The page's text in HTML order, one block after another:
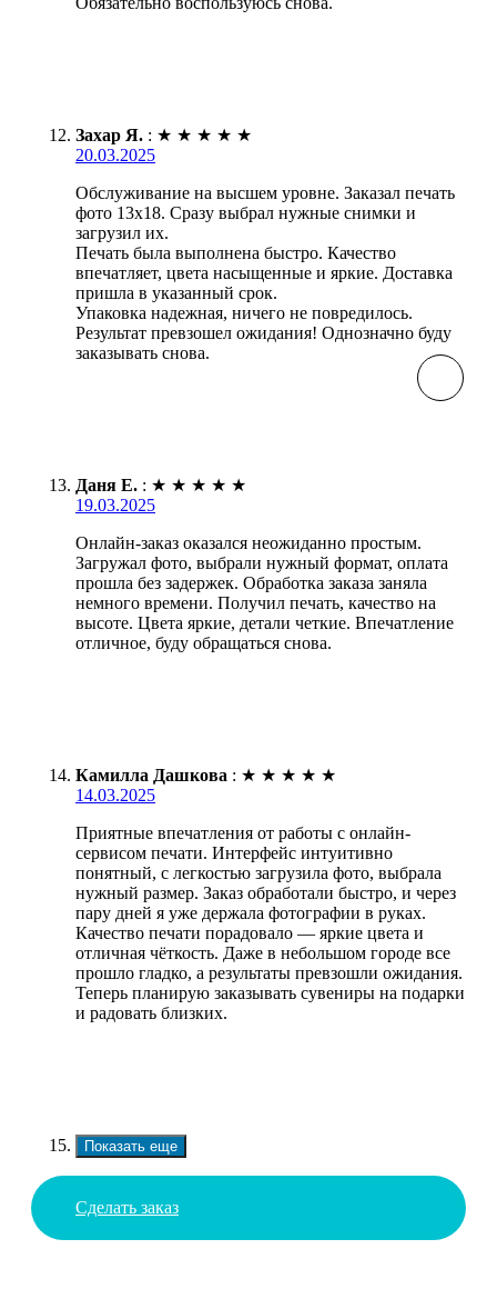
Захар Я. : ★ ★ ★ ★ ★
20.03.2025
Обслуживание на высшем уровне. Заказал печать
фото 13х18. Сразу выбрал нужные снимки и
загрузил их.
Печать была выполнена быстро. Качество
впечатляет, цвета насыщенные и яркие. Доставка
пришла в указанный срок.
Упаковка надежная, ничего не повредилось.
Результат превзошел ожидания! Однозначно буду
заказывать снова.
Даня Е. : ★ ★ ★ ★ ★
19.03.2025
Онлайн-заказ оказался неожиданно простым.
Загружал фото, выбрали нужный формат, оплата
прошла без задержек. Обработка заказа заняла
немного времени. Получил печать, качество на
высоте. Цвета яркие, детали четкие. Впечатление
отличное, буду обращаться снова.
Камилла Дашкова : ★ ★ ★ ★ ★
14.03.2025
Приятные впечатления от работы с онлайн-
сервисом печати. Интерфейс интуитивно
понятный, с легкостью загрузила фото, выбрала
нужный размер. Заказ обработали быстро, и через
пару дней я уже держала фотографии в руках.
Качество печати порадовало — яркие цвета и
отличная чёткость. Даже в небольшом городе все
прошло гладко, а результаты превзошли ожидания.
Теперь планирую заказывать сувениры на подарки
и радовать близких.
Показать еще
Сделать заказ